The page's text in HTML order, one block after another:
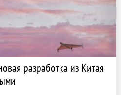
разработка из Китая